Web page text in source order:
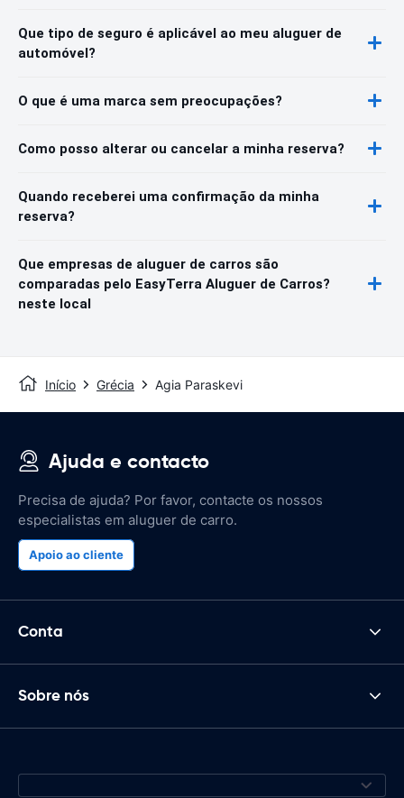
Que tipo de seguro é aplicável ao meu aluguer de
automóvel?
O que é uma marca sem preocupações?
Como posso alterar ou cancelar a minha reserva?
Quando receberei uma confirmação da minha
reserva?
Que empresas de aluguer de carros são
comparadas pelo EasyTerra Aluguer de Carros?
neste local
Início Grécia Agia Paraskevi
Ajuda e contacto
Precisa de ajuda? Por favor, contacte os nossos
especialistas em aluguer de carro.
Apoio ao cliente
Conta
Sobre nós